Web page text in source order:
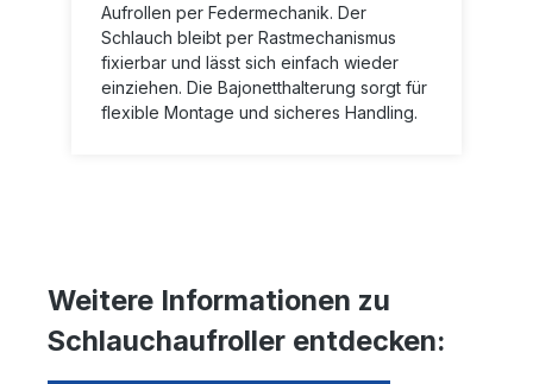
Aufrollen per Federmechanik. Der
Schlauch bleibt per Rastmechanismus
fixierbar und lässt sich einfach wieder
einziehen. Die Bajonetthalterung sorgt für
flexible Montage und sicheres Handling.
Weitere Informationen zu
Schlauchaufroller entdecken: